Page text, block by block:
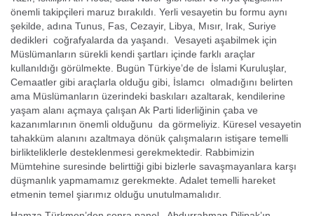
önemli takipçileri maruz bırakıldı. Yerli vesayetin bu formu aynı
şekilde, adına Tunus, Fas, Cezayir, Libya, Mısır, Irak, Suriye
dedikleri coğrafyalarda da yaşandı. Vesayeti aşabilmek için
Müslümanların sürekli kendi şartları içinde farklı araçlar
kullanıldığı görülmekte. Bugün Türkiye’de de İslami Kuruluşlar,
Cemaatler gibi araçlarla olduğu gibi, İslamcı olmadığını belirten
ama Müslümanların üzerindeki baskıları azaltarak, kendilerine
yaşam alanı açmaya çalışan Ak Parti liderliğinin çaba ve
kazanımlarının önemli olduğunu da görmeliyiz. Küresel vesayetin
tahakküm alanını azaltmaya dönük çalışmaların istişare temelli
birlikteliklerle desteklenmesi gerekmektedir. Rabbimizin
Mümtehine suresinde belirttiği gibi bizlerle savaşmayanlara karşı
düşmanlık yapmamamız gerekmekte. Adalet temelli hareket
etmenin temel şiarımız olduğu unutulmamalıdır.